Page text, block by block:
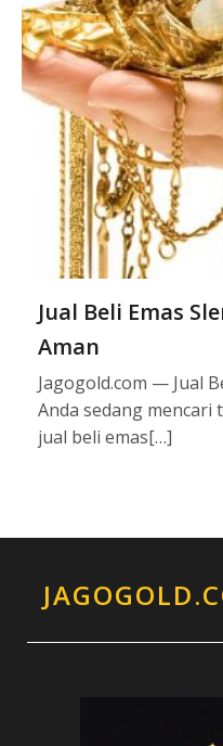
Jual Beli Emas
Aman
Jagogold.com — Jual
Anda sedang
jual beli emas[…]